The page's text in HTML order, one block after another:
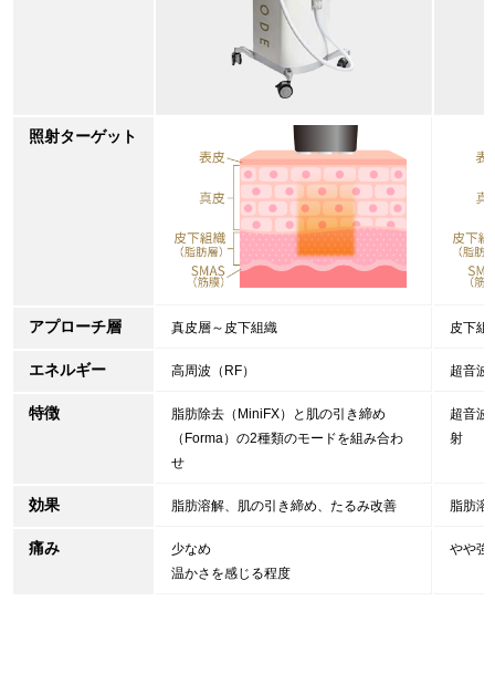
照射ターゲット
アプローチ層 真皮層～皮下組織 皮下組
エネルギー 高周波（RF） 超音波
特徴
脂肪除去（MiniFX）と肌の引き締め
（Forma）の2種類のモードを組み合わ
せ
超音波
射
効果 脂肪溶解、肌の引き締め、たるみ改善 脂肪溶
痛み
少なめ
温かさを感じる程度
やや強